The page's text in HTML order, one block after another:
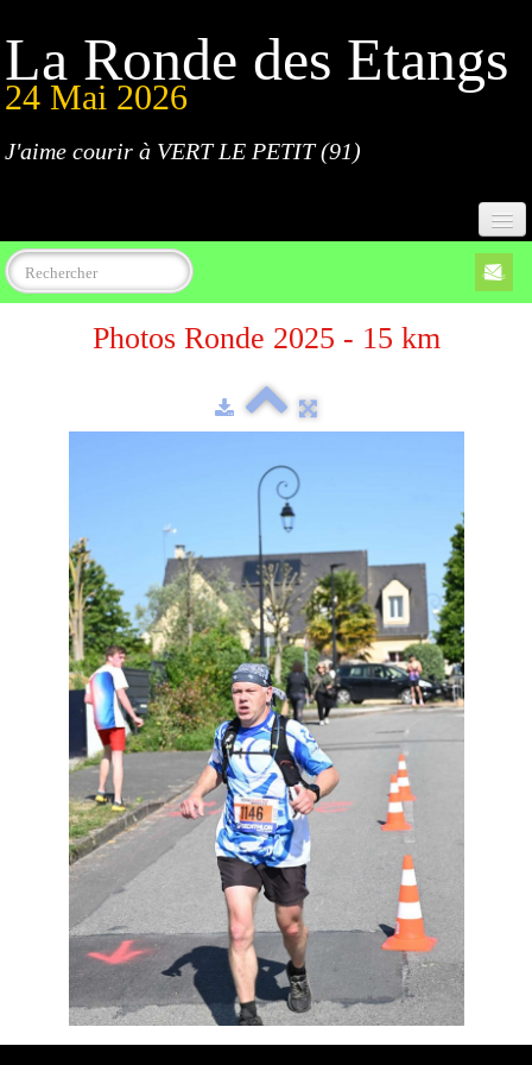
La Ronde des Etangs
24 Mai 2026
J'aime courir à VERT LE PETIT (91)
Accueil
Programme
Résultats
Devenez bénévoles
Partenaires
Photos▼
Photos Ronde 2025 - 15 km